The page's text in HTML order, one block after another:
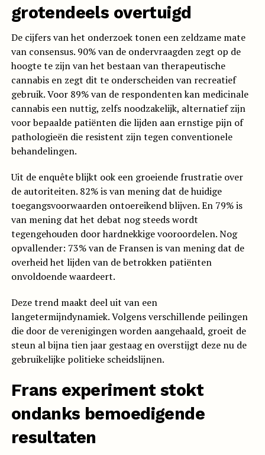
grotendeels overtuigd
De cijfers van het onderzoek tonen een zeldzame mate
van consensus. 90% van de ondervraagden zegt op de
hoogte te zijn van het bestaan van therapeutische
cannabis en zegt dit te onderscheiden van recreatief
gebruik. Voor 89% van de respondenten kan medicinale
cannabis een nuttig, zelfs noodzakelijk, alternatief zijn
voor bepaalde patiënten die lijden aan ernstige pijn of
pathologieën die resistent zijn tegen conventionele
behandelingen.
Uit de enquête blijkt ook een groeiende frustratie over
de autoriteiten. 82% is van mening dat de huidige
toegangsvoorwaarden ontoereikend blijven. En 79% is
van mening dat het debat nog steeds wordt
tegengehouden door hardnekkige vooroordelen. Nog
opvallender: 73% van de Fransen is van mening dat de
overheid het lijden van de betrokken patiënten
onvoldoende waardeert.
Deze trend maakt deel uit van een
langetermijndynamiek. Volgens verschillende peilingen
die door de verenigingen worden aangehaald, groeit de
steun al bijna tien jaar gestaag en overstijgt deze nu de
gebruikelijke politieke scheidslijnen.
Frans experiment stokt
ondanks bemoedigende
resultaten